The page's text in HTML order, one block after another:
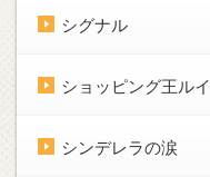
シグナル
ショッピング王ルイ
シンデレラの涙